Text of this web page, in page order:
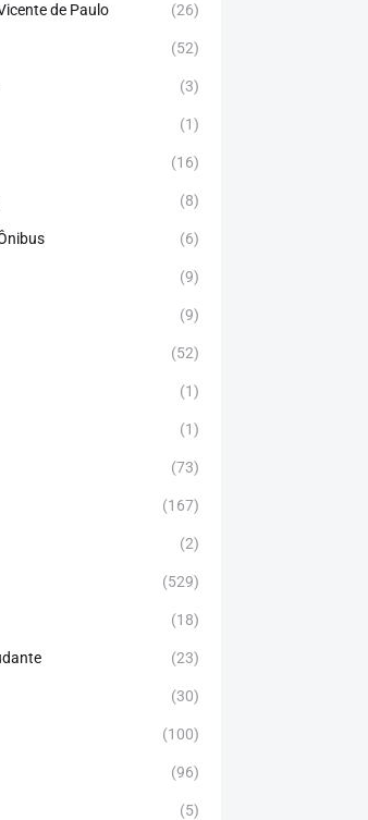
de Paulo (26)
(52)
(3)
(1)
(16)
(8)
(6)
(9)
(9)
(52)
(1)
(1)
(73)
(167)
(2)
(529)
(18)
(23)
(30)
(100)
(96)
(5)